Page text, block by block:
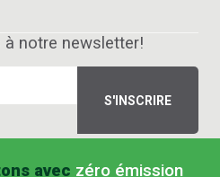
à notre newsletter!
avec zéro émission